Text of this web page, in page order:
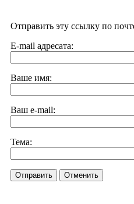
Отправить эту ссылку по
E-mail адресата:
Ваше имя:
Ваш e-mail:
Тема:
Отправить Отменить